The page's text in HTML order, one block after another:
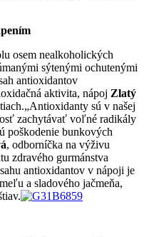
osem nealkoholických
sýtenými ochutenými
antioxidantov
aktivita, nápoj Zlatý
sú v našej
zachytávať voľné radikály
poškodenie bunkových
, odborníčka na výživu
zdravého gurmánstva
antioxidantov v nápoji je
a sladového jačmeňa,